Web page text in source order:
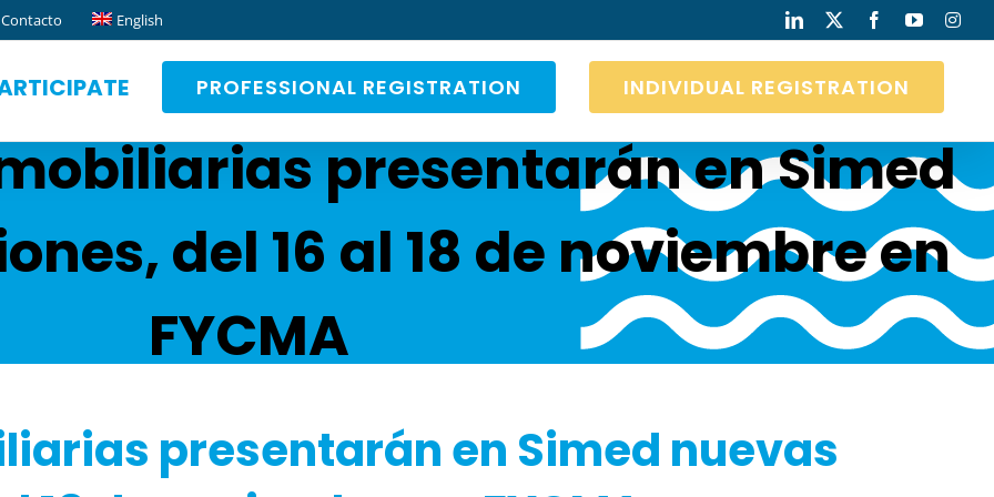
Contacto English LinkedIn FacebookYouTube
PROFESSIONAL REGISTRATION INDIVIDUAL REGISTRATION
presentarán en Simed
del 16 al 18 de noviembre en
FYCMA
presentarán en Simed nuevas